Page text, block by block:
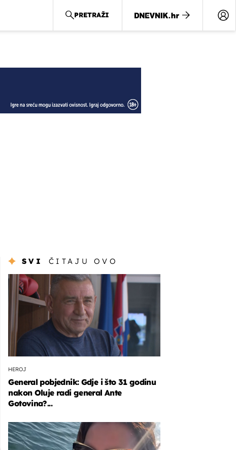
PRETRAŽI
SVI ČITAJU OVO
HEROJ
General pobjednik: Gdje i što 31 godinu
nakon Oluje radi general Ante
Gotovina?...